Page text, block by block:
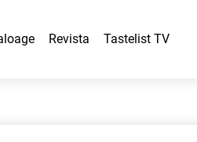
Revista Tastelist TV